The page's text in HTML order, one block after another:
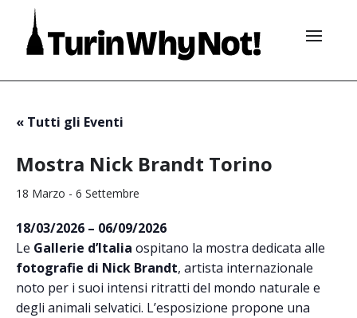
« Tutti gli Eventi
Mostra Nick Brandt Torino
18 Marzo - 6 Settembre
18/03/2026 – 06/09/2026
Le Gallerie d’Italia ospitano la mostra dedicata alle
fotografie di Nick Brandt, artista internazionale
noto per i suoi intensi ritratti del mondo naturale e
degli animali selvatici. L’esposizione propone una